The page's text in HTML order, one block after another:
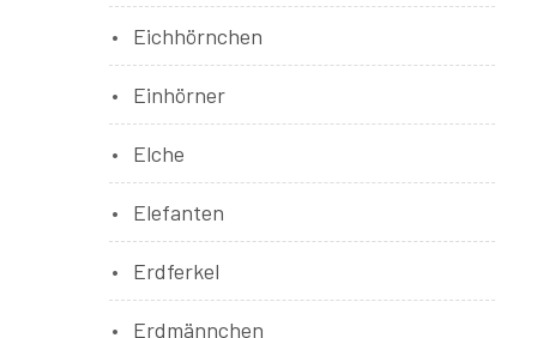
Eichhörnchen
Einhörner
Elche
Elefanten
Erdferkel
Erdmännchen